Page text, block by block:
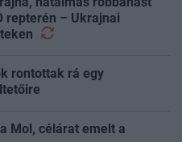
repterén – Ukrajnai
rontottak rá egy
Mol, célárat emelt a